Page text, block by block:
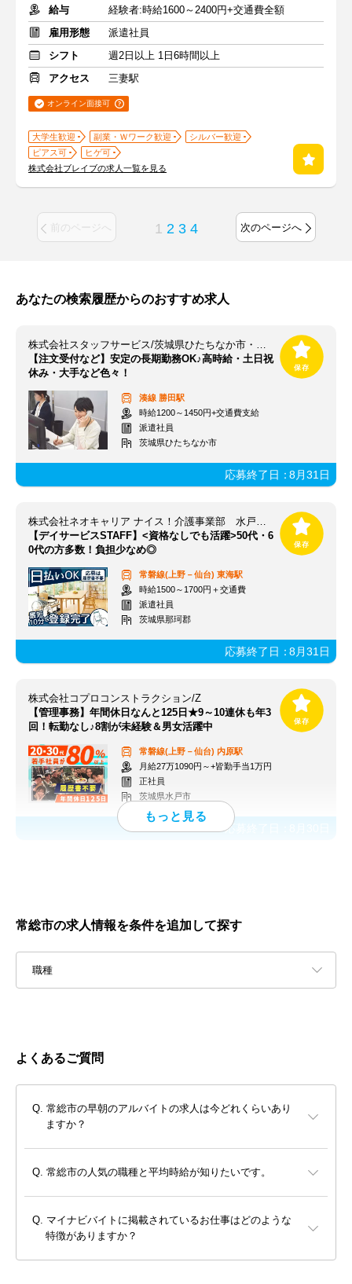
給与
経験者:時給1600～2400円+交通費全額
雇用形態
派遣社員
シフト
週2日以上 1日6時間以上
アクセス
三妻駅
オンライン面接可
大学生歓迎 副業・Ｗワーク歓迎
シルバー歓迎
ピアス可
ヒゲ可
株式会社ブレイブの求人一覧を見る
前のページへ 1 2 3 4 次のページへ
あなたの検索履歴からのおすすめ求人
株式会社スタッフサービス/茨城県ひたちなか市・日立【勝田駅】
【注文受付など】安定の長期勤務OK♪高時給・土日祝
休み・大手など色々！
湊線 勝田駅
時給1200～1450円+交通費支給
派遣社員
茨城県ひたちなか市
応募終了日：8月31日
株式会社ネオキャリア ナイス！介護事業部 水戸支店／MIT
【デイサービスSTAFF】<資格なしでも活躍>50代・6
0代の方多数！負担少なめ◎
常磐線(上野－仙台) 東海駅
時給1500～1700円＋交通費
派遣社員
茨城県那珂郡
応募終了日：8月31日
株式会社コプロコンストラクション/Z
【管理事務】年間休日なんと125日★9～10連休も年3
回！転勤なし♪8割が未経験＆男女活躍中
常磐線(上野－仙台) 内原駅
月給27万1090円～+皆勤手当1万円
正社員
茨城県水戸市
応募終了日：
常総市の求人情報を条件を追加して探す
職種
よくあるご質問
常総市の早朝のアルバイトの求人は今どれくらいあり
ますか？
常総市の人気の職種と平均時給が知りたいです。
マイナビバイトに掲載されているお仕事はどのような
特徴がありますか？